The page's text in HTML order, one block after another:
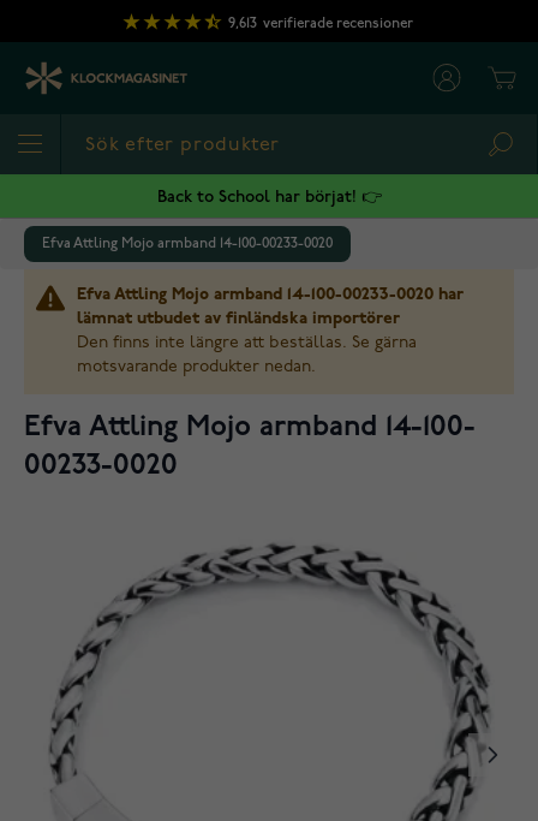
Hoppa till innehållet
9,613 verifierade recensioner
Back to School har börjat! 👉
Efva Attling Mojo armband 14-100-00233-0020
Efva Attling Mojo armband 14-100-00233-0020 har
lämnat utbudet av finländska importörer
Den finns inte längre att beställas. Se gärna
motsvarande produkter nedan.
Efva Attling Mojo armband 14-100-
00233-0020